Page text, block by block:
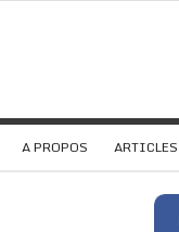
A PROPOS ARTICLES